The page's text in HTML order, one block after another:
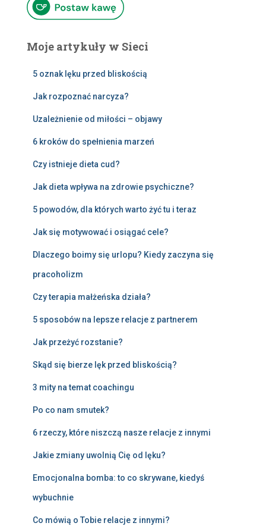
Moje artykuły w Sieci
5 oznak lęku przed bliskością
Jak rozpoznać narcyza?
Uzależnienie od miłości – objawy
6 kroków do spełnienia marzeń
Czy istnieje dieta cud?
Jak dieta wpływa na zdrowie psychiczne?
5 powodów, dla których warto żyć tu i teraz
Jak się motywować i osiągać cele?
Dlaczego boimy się urlopu? Kiedy zaczyna się
pracoholizm
Czy terapia małżeńska działa?
5 sposobów na lepsze relacje z partnerem
Jak przeżyć rozstanie?
Skąd się bierze lęk przed bliskością?
3 mity na temat coachingu
Po co nam smutek?
6 rzeczy, które niszczą nasze relacje z innymi
Jakie zmiany uwolnią Cię od lęku?
Emocjonalna bomba: to co skrywane, kiedyś
wybuchnie
Co mówią o Tobie relacje z innymi?